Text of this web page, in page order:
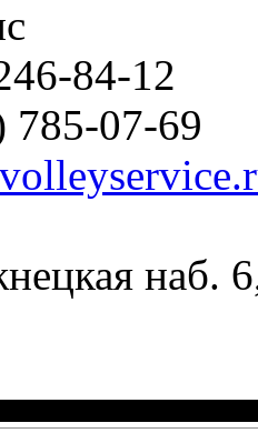
84-12
785-07-69
наб.